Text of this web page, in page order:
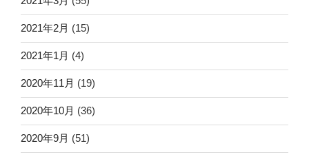
2021年2月 (15)
2021年1月 (4)
2020年11月 (19)
2020年10月 (36)
2020年9月 (51)